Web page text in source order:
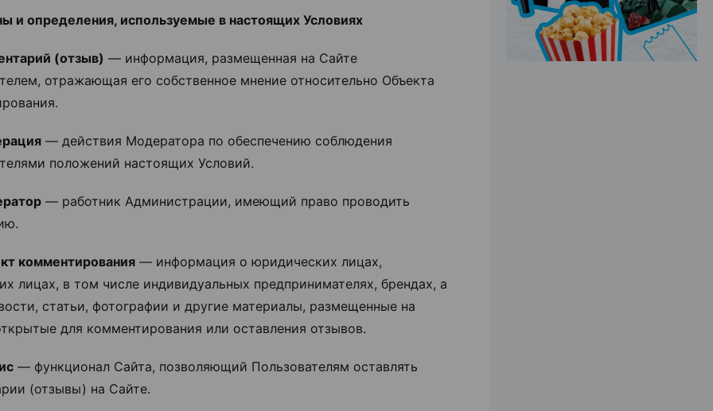
и определения, используемые в настоящих Условиях
(отзыв) — информация, размещенная на Сайте
отражающая его собственное мнение относительно Объекта
— действия Модератора по обеспечению соблюдения
положений настоящих Условий.
— работник Администрации, имеющий право проводить
комментирования — информация о юридических лицах,
лицах, в том числе индивидуальных предпринимателях, брендах, а
статьи, фотографии и другие материалы, размещенные на
для комментирования или оставления отзывов.
— функционал Сайта, позволяющий Пользователям оставлять
(отзывы) на Сайте.